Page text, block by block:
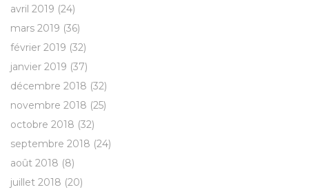
avril 2019 (24)
mars 2019 (36)
février 2019 (32)
janvier 2019 (37)
décembre 2018 (32)
novembre 2018 (25)
octobre 2018 (32)
septembre 2018 (24)
août 2018 (8)
juillet 2018 (20)